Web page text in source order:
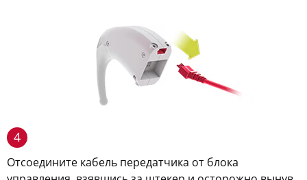
4
Отсоедините кабель передатчика от блока